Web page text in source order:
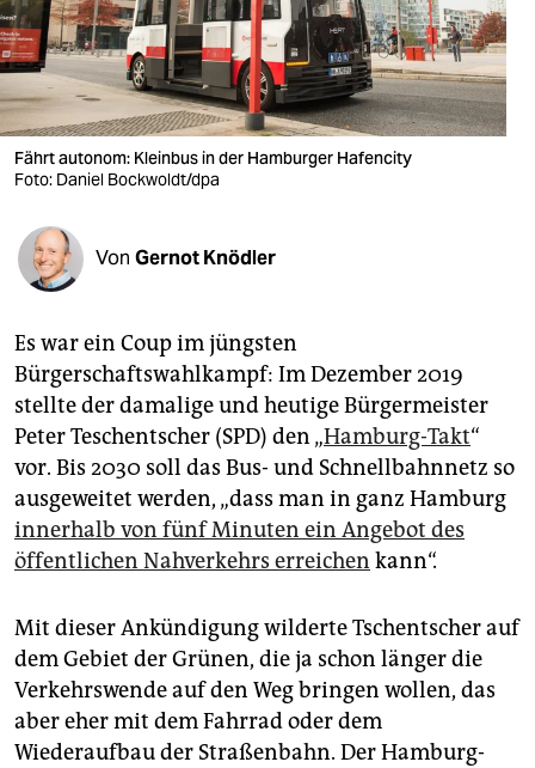
wahrheit
verlag
verlag
veranstaltungen
shop
fragen & hilfe
abo
genossenschaft
epaper login
Fährt autonom: Kleinbus in der Hamburger Hafencity
Foto: Daniel Bockwoldt/dpa
Von Gernot Knödler
Es war ein Coup im jüngsten
Bürgerschaftswahlkampf: Im Dezember 2019
stellte der damalige und heutige Bürgermeister
Peter Teschentscher (SPD) den „Hamburg-Takt“
vor. Bis 2030 soll das Bus- und Schnellbahnnetz so
ausgeweitet werden, „dass man in ganz Hamburg
innerhalb von fünf Minuten ein Angebot des
öffentlichen Nahverkehrs erreichen kann“.
Mit dieser Ankündigung wilderte Tschentscher auf
dem Gebiet der Grünen, die ja schon länger die
Verkehrswende auf den Weg bringen wollen, das
aber eher mit dem Fahrrad oder dem
Wiederaufbau der Straßenbahn. Der Hamburg-